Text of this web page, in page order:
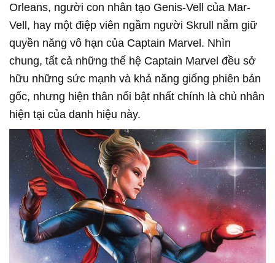
Orleans, người con nhân tạo Genis-Vell của Mar-
Vell, hay một điệp viên ngầm người Skrull nắm giữ
quyền năng vô hạn của Captain Marvel. Nhìn
chung, tất cả những thế hệ Captain Marvel đều sở
hữu những sức mạnh và khả năng giống phiên bản
gốc, nhưng hiện thân nổi bật nhất chính là chủ nhân
hiện tại của danh hiệu này.